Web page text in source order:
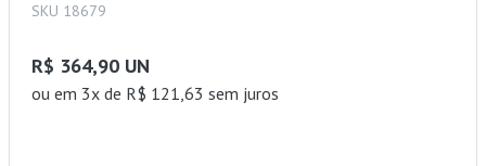
SKU 18679
R$ 364,90 UN
ou em 3x de R$ 121,63 sem juros